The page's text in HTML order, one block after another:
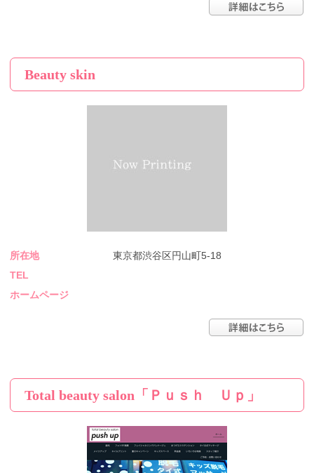
Beauty skin
所在地
東京都渋谷区円山町5-18
TEL
ホームページ
Total beauty salon「Ｐｕｓｈ Ｕｐ」